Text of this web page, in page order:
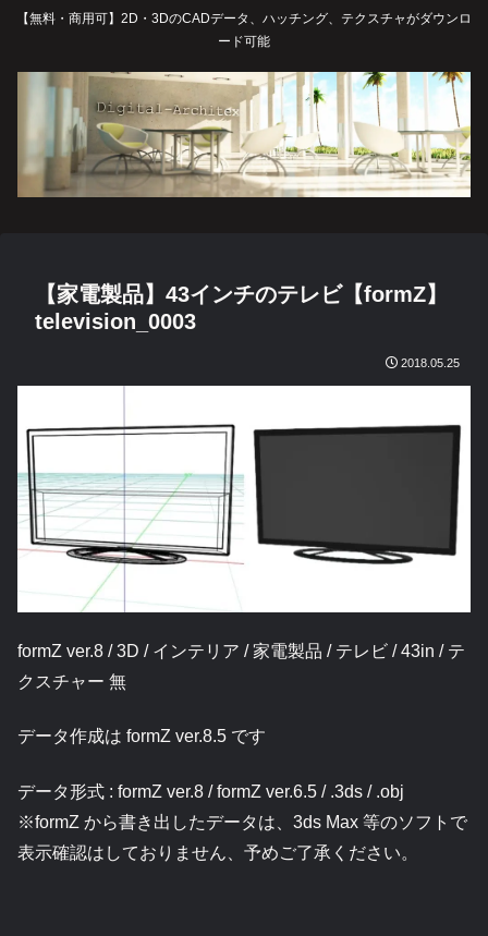
【無料・商用可】2D・3DのCADデータ、ハッチング、テクスチャがダウンロ
ード可能
【家電製品】43インチのテレビ【formZ】
television_0003
2018.05.25
formZ ver.8 / 3D / インテリア / 家電製品 / テレビ / 43in / テ
クスチャー 無
データ作成は formZ ver.8.5 です
データ形式 : formZ ver.8 / formZ ver.6.5 / .3ds / .obj
※formZ から書き出したデータは、3ds Max 等のソフトで
表示確認はしておりません、予めご了承ください。